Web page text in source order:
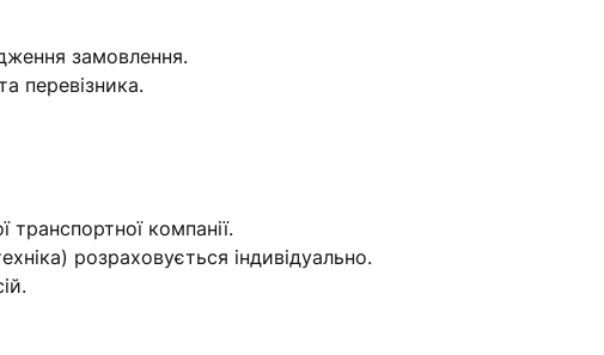
замовлення.
перевізника.
компанії.
розраховується індивідуально.